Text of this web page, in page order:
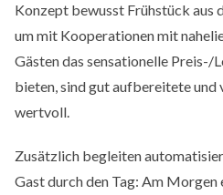
Konzept bewusst Frühstück aus
um mit Kooperationen mit
Gästen das sensationelle Preis-/
bieten, sind gut aufbereitete
wertvoll.
Zusätzlich begleiten
Gast durch den Tag: Am Morgen